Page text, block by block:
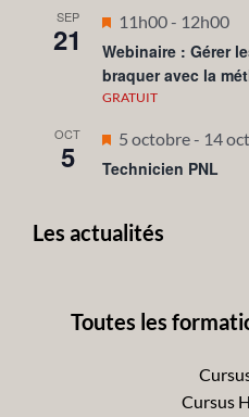
SEP
21
Mis
en
avant
11h00- 12h00
Webinaire : Gérer
braquer avec la
GRATUIT
OCT
5
Mis
en
5 octobre- 14
Technicien PNL
Les actualités
Toutes les
Cursus